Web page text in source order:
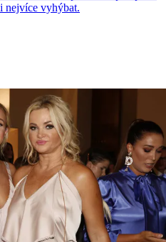
nejvíce vyhýbat.